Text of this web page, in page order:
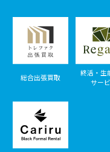
総合出張買取
終活・生
サー